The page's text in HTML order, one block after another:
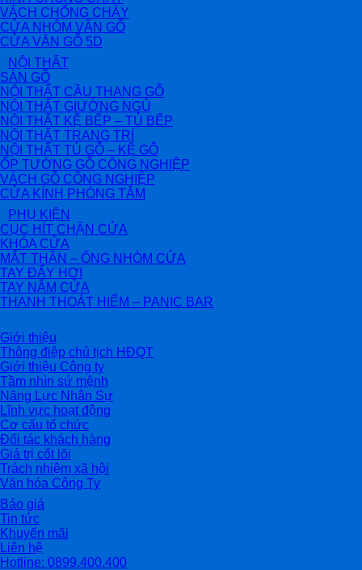
VÁCH CHỐNG CHÁY
CỬA NHÔM VÂN GỖ
CỬA VÂN GỖ 5D
NỘI THẤT
SÀN GỖ
NỘI THẤT CẦU THANG GỖ
NỘI THẤT GIƯỜNG NGỦ
NỘI THẤT KỆ BẾP – TỦ BẾP
NỘI THẤT TRANG TRÍ
NỘI THẤT TỦ GỖ – KỆ GỖ
ỐP TƯỜNG GỖ CÔNG NGHIỆP
VÁCH GỖ CÔNG NGHIỆP
CỬA KÍNH PHÒNG TẮM
PHỤ KIỆN
CỤC HÍT CHẶN CỬA
KHÓA CỬA
MẮT THẦN – ỐNG NHÒM CỬA
TAY ĐẨY HƠI
TAY NẮM CỬA
THANH THOÁT HIỂM – PANIC BAR
Giới thiệu
Thông điệp chủ tịch HĐQT
Giới thiệu Công ty
Tầm nhìn sứ mệnh
Năng Lực Nhân Sự
Lĩnh vực hoạt động
Cơ cấu tổ chức
Đối tác khách hàng
Giá trị cốt lõi
Trách nhiệm xã hội
Văn hóa Công Ty
Báo giá
Tin tức
Khuyến mãi
Liên hệ
Hotline: 0899.400.400